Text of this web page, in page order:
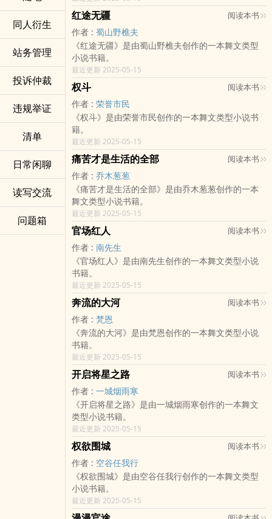
同人衍生
站务管理
投诉仲裁
违规举证
清单
日常闲聊
读写交流
问题箱
红途无疆 阅读本书
作者 : 蜀山野樵夫
《红途无疆》是由蜀山野樵夫创作的一本舞文类型
小说书籍。
最近更新 2025-05-15
权斗 阅读本书
作者 : 荣誉市民
《权斗》是由荣誉市民创作的一本舞文类型小说书
籍。
最近更新 2025-05-15
痛苦才是生活的全部 阅读本书
作者 : 乔木葱葱
《痛苦才是生活的全部》是由乔木葱葱创作的一本
舞文类型小说书籍。
最近更新 2025-05-15
官场红人 阅读本书
作者 : 南先生
《官场红人》是由南先生创作的一本舞文类型小说
书籍。
最近更新 2025-05-15
奔流的大河 阅读本书
作者 : 梵恩
《奔流的大河》是由梵恩创作的一本舞文类型小说
书籍。
最近更新 2025-05-15
开启将星之路 阅读本书
作者 : 一城烟雨寒
《开启将星之路》是由一城烟雨寒创作的一本舞文
类型小说书籍。
最近更新 2025-05-15
权欲围城 阅读本书
作者 : 空谷任我行
《权欲围城》是由空谷任我行创作的一本舞文类型
小说书籍。
最近更新 2025-05-15